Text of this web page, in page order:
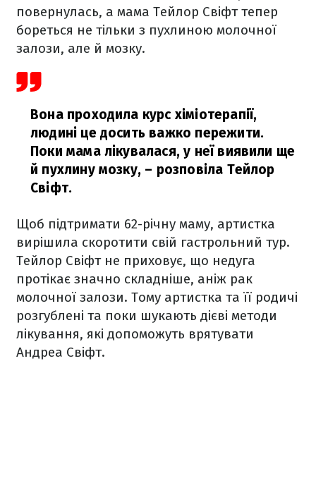
повернулась, а мама Тейлор Свіфт тепер
бореться не тільки з пухлиною молочної
залози, але й мозку.
Вона проходила курс хіміотерапії,
людині це досить важко пережити.
Поки мама лікувалася, у неї виявили ще
й пухлину мозку, – розповіла Тейлор
Свіфт.
Щоб підтримати 62-річну маму, артистка
вирішила скоротити свій гастрольний тур.
Тейлор Свіфт не приховує, що недуга
протікає значно складніше, аніж рак
молочної залози. Тому артистка та її родичі
розгублені та поки шукають дієві методи
лікування, які допоможуть врятувати
Андреа Свіфт.